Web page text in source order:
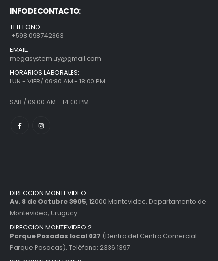
INFO DE CONTACTO:
TELEFONO:
+598 098742863
EMAIL:
megasystem.uy@gmail.com
HORARIOS LABORALES:
LUN - VIER/ 09:30 AM - 18:00 PM
SAB / 09:00 AM - 14:00 PM
DIRECCION MONTEVIDEO:
Av. 8 de Octubre 3905, 12000 Montevideo, Departamento de
Montevideo, Uruguay
DIRECCION MONTEVIDEO 2:
Parque Posadas local 027 (Dentro del Centro Comercial
Parque Posadas). Teléfono: 2336 1397